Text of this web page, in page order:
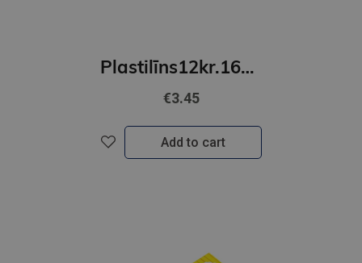
Plastilīns12kr.16gr.GAMMA'UA
€3.45
Add to cart